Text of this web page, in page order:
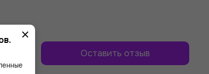
Оставить отзыв